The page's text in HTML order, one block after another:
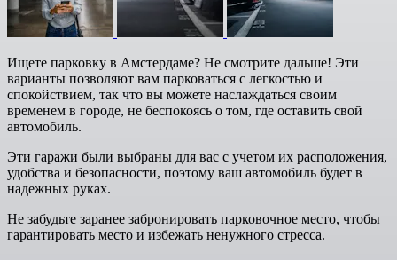
Ищете парковку в Амстердаме? Не смотрите дальше! Эти
варианты позволяют вам парковаться с легкостью и
спокойствием, так что вы можете наслаждаться своим
временем в городе, не беспокоясь о том, где оставить свой
автомобиль.
Эти гаражи были выбраны для вас с учетом их расположения,
удобства и безопасности, поэтому ваш автомобиль будет в
надежных руках.
Не забудьте заранее забронировать парковочное место, чтобы
гарантировать место и избежать ненужного стресса.